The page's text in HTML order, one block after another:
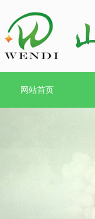
网站首页